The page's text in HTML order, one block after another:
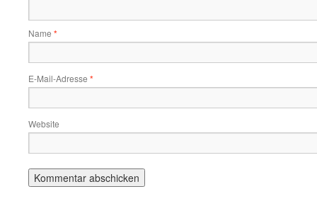
Name *
E-Mail-Adresse *
Website